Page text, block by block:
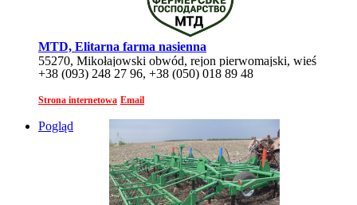
MTD, Elitarna farma nasienna
55270, Mikołajowski obwód, rejon pierwomajski, wieś
Romanowa Bałka
+38 (093) 248 27 96, +38 (050) 018 89 48
Strona internetowa Email
Pogląd